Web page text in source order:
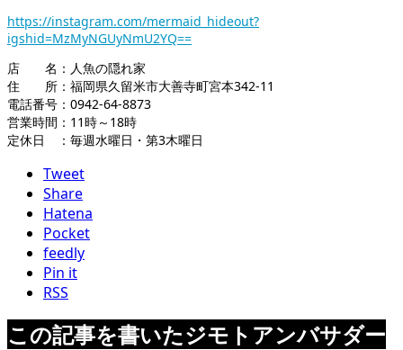
https://instagram.com/mermaid_hideout?
igshid=MzMyNGUyNmU2YQ==
店 名：人魚の隠れ家
住 所：福岡県久留米市大善寺町宮本342-11
電話番号：0942-64-8873
営業時間：11時～18時
定休日 ：毎週水曜日・第3木曜日
Tweet
Share
Hatena
Pocket
feedly
Pin it
RSS
この記事を書いたジモトアンバサダー